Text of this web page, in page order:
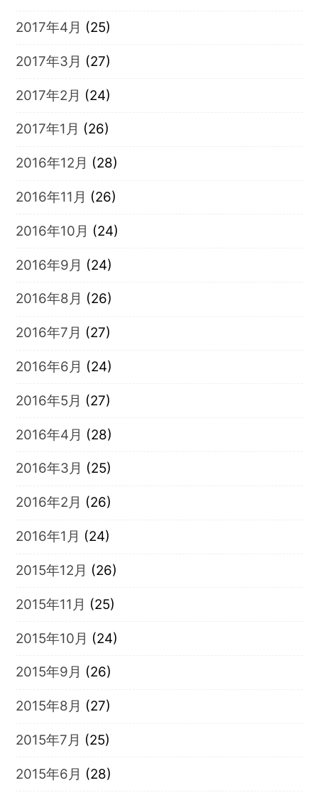
2017年4月 (25)
2017年3月 (27)
2017年2月 (24)
2017年1月 (26)
2016年12月 (28)
2016年11月 (26)
2016年10月 (24)
2016年9月 (24)
2016年8月 (26)
2016年7月 (27)
2016年6月 (24)
2016年5月 (27)
2016年4月 (28)
2016年3月 (25)
2016年2月 (26)
2016年1月 (24)
2015年12月 (26)
2015年11月 (25)
2015年10月 (24)
2015年9月 (26)
2015年8月 (27)
2015年7月 (25)
2015年6月 (28)